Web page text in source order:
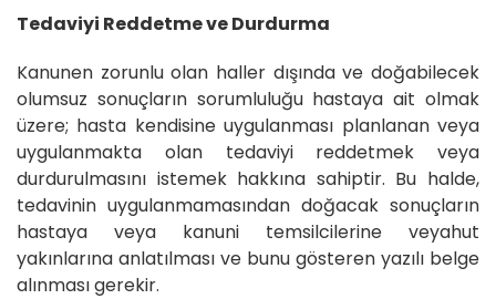
Tedaviyi Reddetme ve Durdurma
Kanunen zorunlu olan haller dışında ve doğabilecek
olumsuz sonuçların sorumluluğu hastaya ait olmak
üzere; hasta kendisine uygulanması planlanan veya
uygulanmakta olan tedaviyi reddetmek veya
durdurulmasını istemek hakkına sahiptir. Bu halde,
tedavinin uygulanmamasından doğacak sonuçların
hastaya veya kanuni temsilcilerine veyahut
yakınlarına anlatılması ve bunu gösteren yazılı belge
alınması gerekir.